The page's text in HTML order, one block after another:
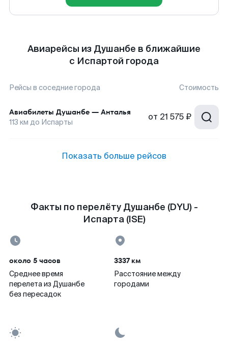
Авиарейсы из Душанбе в ближайшие
с Испартой города
Рейсы в соседние города Стоимость
Авиабилеты Душанбе — Анталья
113 км до Испарты от 21 575 ₽
Показать больше рейсов
Факты по перелёту Душанбе (DYU) -
Испарта (ISE)
около 5 часов
Среднее время
перелета из Душанбе
без пересадок
3337 км
Расстояние между
городами